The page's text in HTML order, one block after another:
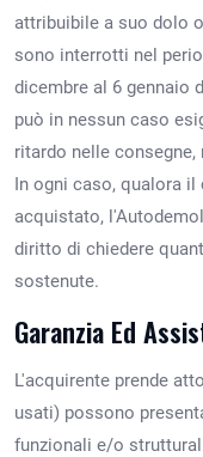
attribuibile a suo dolo
sono interrotti nel
dicembre al 6 gennaio
può in nessun caso
ritardo nelle
In ogni caso, qualora
acquistato,
diritto di chiedere
sostenute.
Garanzia Ed
L'acquirente prende
usati) possono
funzionali e/o